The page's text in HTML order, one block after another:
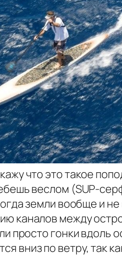
что это такое
веслом (SUP-
земли вообще и
каналов между
просто гонки вдоль
вниз по ветру, так